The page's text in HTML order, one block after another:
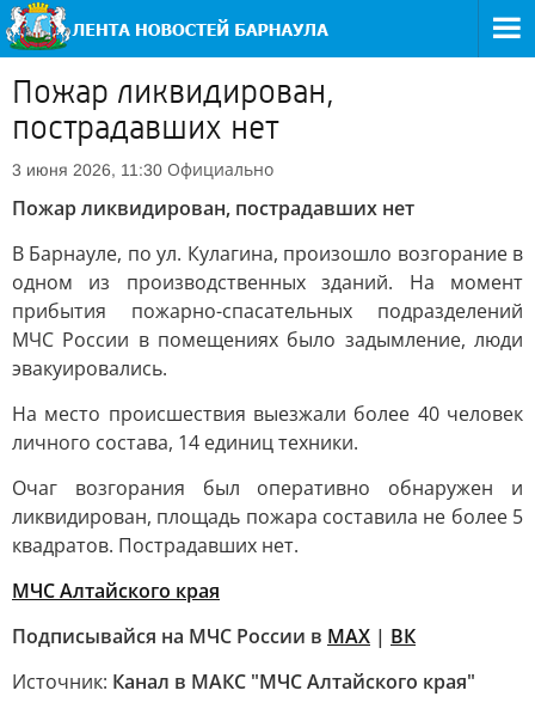
Пожар ликвидирован,
пострадавших нет
3 июня 2026, 11:30 Официально
Пожар ликвидирован, пострадавших нет
В Барнауле, по ул. Кулагина, произошло возгорание в
одном из производственных зданий. На момент
прибытия пожарно-спасательных подразделений
МЧС России в помещениях было задымление, люди
эвакуировались.
На место происшествия выезжали более 40 человек
личного состава, 14 единиц техники.
Очаг возгорания был оперативно обнаружен и
ликвидирован, площадь пожара составила не более 5
квадратов. Пострадавших нет.
МЧС Алтайского края
Подписывайся на МЧС России в MAX | ВК
Источник: Канал в МАКС "МЧС Алтайского края"